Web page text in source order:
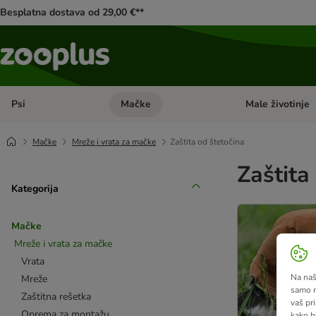
Besplatna dostava od 29,00 €**
Psi Pregled kategorija: Psi
Mačke Pregled kategorija:
Male životinje
Mačke Mreže i vrata za mačke Zaštita od štetočina
Kategorija
Mačke
Mreže i vrata za mačke
Vrata
Mreže
Zaštitna rešetka
Zaštita
Na
samo
vaš